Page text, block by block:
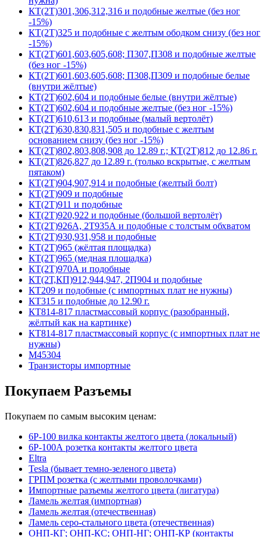
КТ(2Т)301,306,312,316 и подобные желтые (без ног
-15%)
КТ(2Т)325 и подобные с желтым ободком снизу (без ног
-15%)
КТ(2Т)601,603,605,608; П307,П308 и подобные желтые
(без ног -15%)
КТ(2Т)601,603,605,608; П308,П309 и подобные белые
(внутри жёлтые)
КТ(2Т)602,604 и подобные белые (внутри жёлтые)
КТ(2Т)602,604 и подобные желтые (без ног -15%)
КТ(2Т)610,613 и подобные (малый вертолёт)
КТ(2Т)630,830,831,505 и подобные с желтым
основанием снизу (без ног -15%)
КТ(2Т)802,803,808,908 до 12.89 г.; КТ(2Т)812 до 12.86 г.
КТ(2Т)826,827 до 12.89 г. (только вскрытые, с желтым
пятаком)
КТ(2Т)904,907,914 и подобные (желтый болт)
КТ(2Т)909 и подобные
КТ(2Т)911 и подобные
КТ(2Т)920,922 и подобные (большой вертолёт)
КТ(2Т)926А, 2Т935А и подобные с толстым обхватом
КТ(2Т)930,931,958 и подобные
КТ(2Т)965 (жёлтая площадка)
КТ(2Т)965 (медная площадка)
КТ(2Т)970А и подобные
КТ(2Т,КП)912,944,947, 2П904 и подобные
КТ209 и подобные (с импортных плат не нужны)
КТ315 и подобные до 12.90 г.
КТ814-817 пластмассовый корпус (разобранный,
жёлтый как на картинке)
КТ814-817 пластмассовый корпус (с импортных плат не
нужны)
М45304
Транзисторы импортные
Покупаем Разъемы
Покупаем по самым высоким ценам:
6Р-100 вилка контакты желтого цвета (локальный)
6Р-100А розетка контакты желтого цвета
Eltra
Tesla (бывает темно-зеленого цвета)
ГРПМ розетка (с желтыми проволочками)
Импортные разъемы желтого цвета (лигатура)
Ламель желтая (импортная)
Ламель желтая (отечественная)
Ламель серо-стального цвета (отечественная)
ОНП-КГ; ОНП-КС; ОНП-НГ; ОНП-КР (контакты